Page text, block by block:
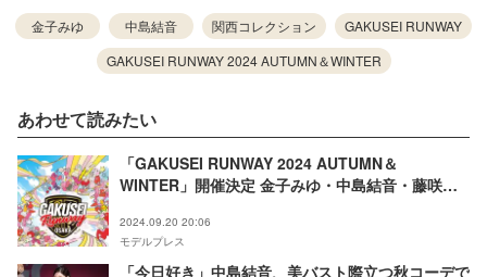
金子みゆ 中島結音 関西コレクション
GAKUSEI RUNWAY
GAKUSEI RUNWAY 2024 AUTUMN＆WINTER
あわせて読みたい
「GAKUSEI RUNWAY 2024 AUTUMN＆
WINTER」開催決定 金子みゆ・中島結音・藤咲凪
2024.09.20 20:06
モデルプレス
「今日好き」中島結音、美バスト際立つ秋コーデで